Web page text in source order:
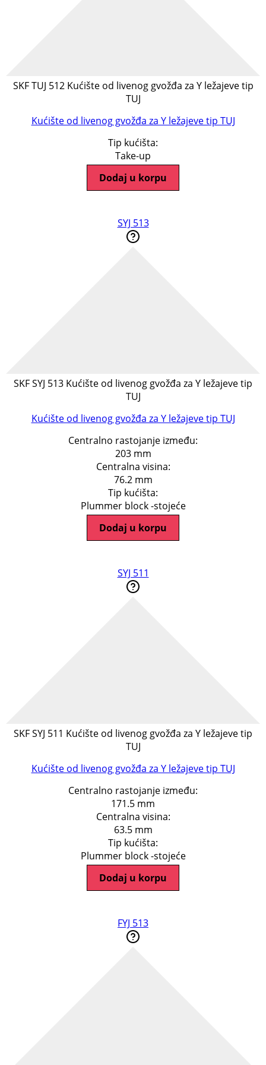
SKF TUJ 512 Kućište od livenog gvožđa za Y ležajeve tip
TUJ
Kućište od livenog gvožđa za Y ležajeve tip TUJ
Tip kućišta:
Take-up
Dodaj u korpu
SYJ 513
SKF SYJ 513 Kućište od livenog gvožđa za Y ležajeve tip
TUJ
Kućište od livenog gvožđa za Y ležajeve tip TUJ
Centralno rastojanje između:
203 mm
Centralna visina:
76.2 mm
Tip kućišta:
Plummer block -stojeće
Dodaj u korpu
SYJ 511
SKF SYJ 511 Kućište od livenog gvožđa za Y ležajeve tip
TUJ
Kućište od livenog gvožđa za Y ležajeve tip TUJ
Centralno rastojanje između:
171.5 mm
Centralna visina:
63.5 mm
Tip kućišta:
Plummer block -stojeće
Dodaj u korpu
FYJ 513